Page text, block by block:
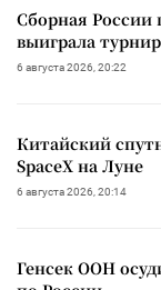
Сборная России
выиграла
6 августа 2026, 20:22
Китайский
SpaceX на Луне
6 августа 2026, 20:14
Генсек ООН